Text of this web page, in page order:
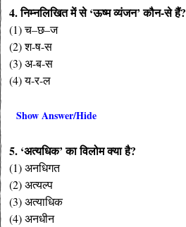
4. निम्नलिखित में से ‘ऊष्म व्यंजन’ कौन-से हैं?
(1) च–छ–ज
(2) श-ष-स
(3) अ-ब-स
(4) य-र-ल
Show Answer/Hide
5. ‘अत्यधिक’ का विलोम क्या है?
(1) अनधिगत
(2) अत्यल्प
(3) अत्याधिक
(4) अनधीन